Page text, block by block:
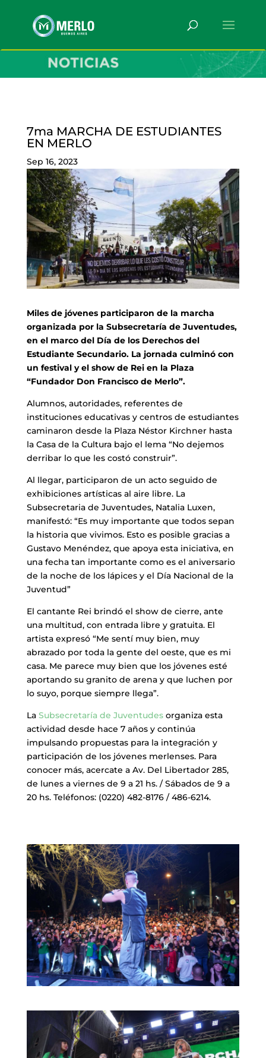
7ma MARCHA DE ESTUDIANTES
EN MERLO
Sep 16, 2023
Miles de jóvenes participaron de la marcha
organizada por la Subsecretaría de Juventudes,
en el marco del Día de los Derechos del
Estudiante Secundario. La jornada culminó con
un festival y el show de Rei en la Plaza
“Fundador Don Francisco de Merlo”.
Alumnos, autoridades, referentes de
instituciones educativas y centros de estudiantes
caminaron desde la Plaza Néstor Kirchner hasta
la Casa de la Cultura bajo el lema “No dejemos
derribar lo que les costó construir”.
Al llegar, participaron de un acto seguido de
exhibiciones artísticas al aire libre. La
Subsecretaria de Juventudes, Natalia Luxen,
manifestó: “Es muy importante que todos sepan
la historia que vivimos. Esto es posible gracias a
Gustavo Menéndez, que apoya esta iniciativa, en
una fecha tan importante como es el aniversario
de la noche de los lápices y el Día Nacional de la
Juventud”
El cantante Rei brindó el show de cierre, ante
una multitud, con entrada libre y gratuita. El
artista expresó “Me sentí muy bien, muy
abrazado por toda la gente del oeste, que es mi
casa. Me parece muy bien que los jóvenes esté
aportando su granito de arena y que luchen por
lo suyo, porque siempre llega”.
La Subsecretaría de Juventudesorganiza esta
actividad desde hace 7 años y continúa
impulsando propuestas para la integración y
participación de los jóvenes merlenses. Para
conocer más, acercate a Av. Del Libertador 285,
de lunes a viernes de 9 a 21 hs. / Sábados de 9 a
20 hs. Teléfonos: (0220) 482-8176 / 486-6214.